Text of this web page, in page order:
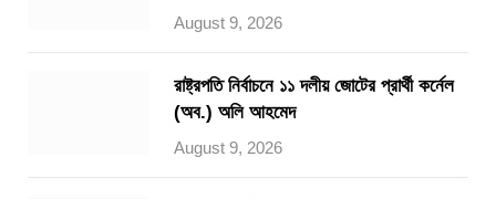
August 9, 2026
রাষ্ট্রপতি নির্বাচনে ১১ দলীয় জোটের প্রার্থী কর্নেল
(অব.) অলি আহমেদ
August 9, 2026